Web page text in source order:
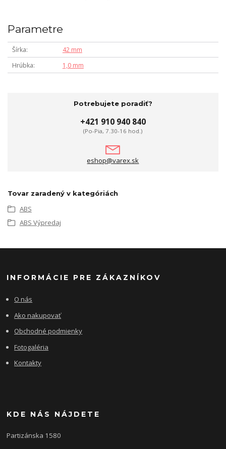
Parametre
Šírka
42 mm
Hrúbka
1,0 mm
Potrebujete poradiť?
+421 910 940 840
(Po-Pia, 7.30-16 hod.)
eshop@varex.sk
Tovar zaradený v kategóriách
ABS
ABS Výpredaj
INFORMÁCIE PRE ZÁKAZNÍKOV
O nás
Ako nakupovať
Obchodné podmienky
Fotogaléria
Kontakty
KDE NÁS NÁJDETE
Partizánska 1580